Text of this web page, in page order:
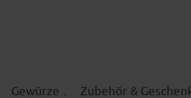
Gewürze Zubehör &